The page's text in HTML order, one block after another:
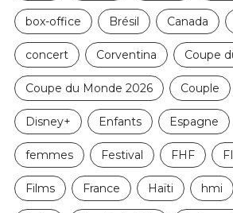
box-office Brésil Canada
concert Corventina Coupe
Coupe du Monde 2026 Couple
Disney+ Enfants Espagne
femmes Festival FHF
Films France Haïti hmi